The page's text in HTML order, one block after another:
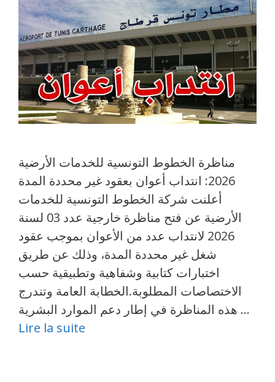
مناظرة الخطوط التونسية للخدمات الأرضية
2026: انتداب أعوان بعقود غير محددة المدة
أعلنت شركة الخطوط التونسية للخدمات
الأرضية عن فتح مناظرة خارجية عدد 03 لسنة
2026 لانتداب عدد من الأعوان بموجب عقود
شغل غير محددة المدة، وذلك عن طريق
اختبارات كتابية وشفاهية وتطبيقية حسب
الاختصاصات المطلوبة.الخطابة العامة وتندرج
هذه المناظرة في إطار دعم الموارد البشرية …
Lire la suite